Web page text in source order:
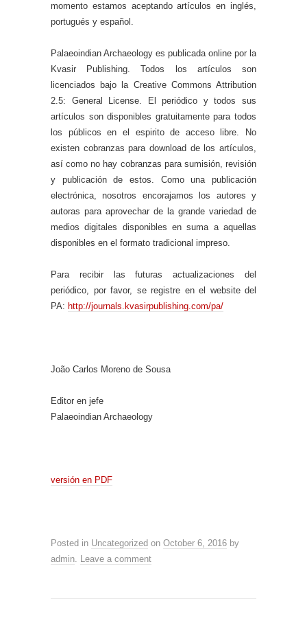
momento estamos aceptando artículos en inglés,
portugués y español.
Palaeoindian Archaeology es publicada online por la
Kvasir Publishing. Todos los artículos son
licenciados bajo la Creative Commons Attribution
2.5: General License. El periódico y todos sus
artículos son disponibles gratuitamente para todos
los públicos en el espirito de acceso libre. No
existen cobranzas para download de los artículos,
así como no hay cobranzas para sumisión, revisión
y publicación de estos. Como una publicación
electrónica, nosotros encorajamos los autores y
autoras para aprovechar de la grande variedad de
medios digitales disponibles en suma a aquellas
disponibles en el formato tradicional impreso.
Para recibir las futuras actualizaciones del
periódico, por favor, se registre en el website del
PA: http://journals.kvasirpublishing.com/pa/
João Carlos Moreno de Sousa
Editor en jefe
Palaeoindian Archaeology
versión en PDF
Posted in Uncategorized on October 6, 2016 by
admin. Leave a comment